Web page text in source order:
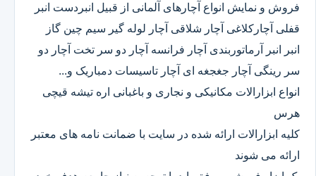
فروش و نمایش انواع آچارهای آلمانی از قبیل انبردست انبر
قفلی آچارکلاغی آچار شلاقی آچار لوله گیر سیم چین گاز
انبر انبر آرماتوربندی آچار فرانسه آچار دو سر تخت آچار دو
سر رینگی آچار جغجغه ای آچار تاسیسات دمباریک و...
انواع ابزارالات مکانیکی و نجاری و باغبانی اره تیشه قیچی
هرس
کلیه ابزارالات ارائه شده در سایت با ضمانت نامه های معتبر
ارائه می شوند